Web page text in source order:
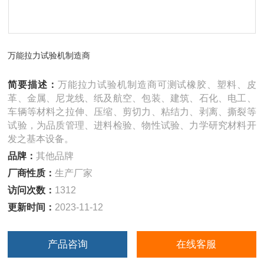
万能拉力试验机制造商
简要描述： 万能拉力试验机制造商可测试橡胶、塑料、皮
革、金属、尼龙线、纸及航空、包装、建筑、石化、电工、
车辆等材料之拉伸、压缩、剪切力、粘结力、剥离、撕裂等
试验，为品质管理、进料检验、物性试验、力学研究材料开
发之基本设备。
品牌：其他品牌
厂商性质：生产厂家
访问次数： 1312
更新时间： 2023-11-12
产品咨询 在线客服